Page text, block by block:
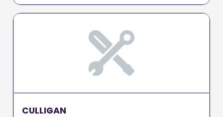
CULLIGAN